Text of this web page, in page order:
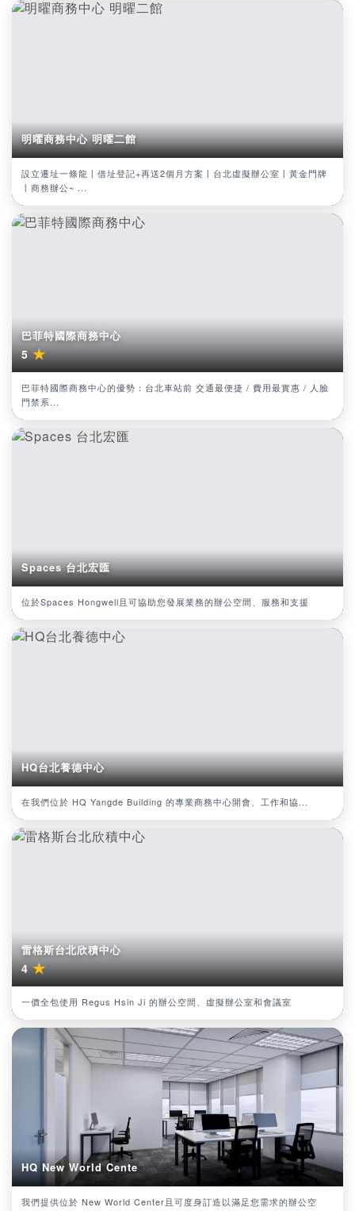
明曜商務中心 明曜二館
設立遷址一條龍丨借址登記+再送2個月方案丨台北虛擬辦公室丨黃金門牌
丨商務辦公~ ...
巴菲特國際商務中心
5★
巴菲特國際商務中心的優勢：台北車站前 交通最便捷 / 費用最實惠 / 人臉
門禁系...
Spaces 台北宏匯
位於Spaces Hongwell且可協助您發展業務的辦公空間、服務和支援
HQ台北養德中心
在我們位於 HQ Yangde Building 的專業商務中心開會、工作和協...
雷格斯台北欣積中心
4★
一價全包使用 Regus Hsin Ji 的辦公空間、虛擬辦公室和會議室
HQ New World Cente
我們提供位於 New World Center且可度身訂造以滿足您需求的辦公空